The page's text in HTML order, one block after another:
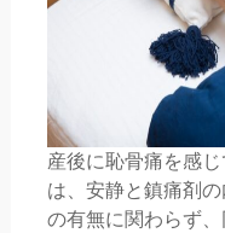
産後に恥骨痛を感
は、安静と鎮痛剤
の有無に関わらず